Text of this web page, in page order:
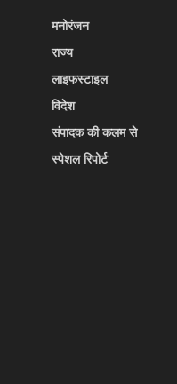
मनोरंजन
राज्य
लाइफस्टाइल
विदेश
संपादक की कलम से
स्पेशल रिपोर्ट